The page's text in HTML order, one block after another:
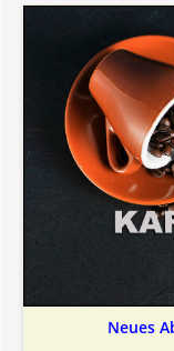
Neues